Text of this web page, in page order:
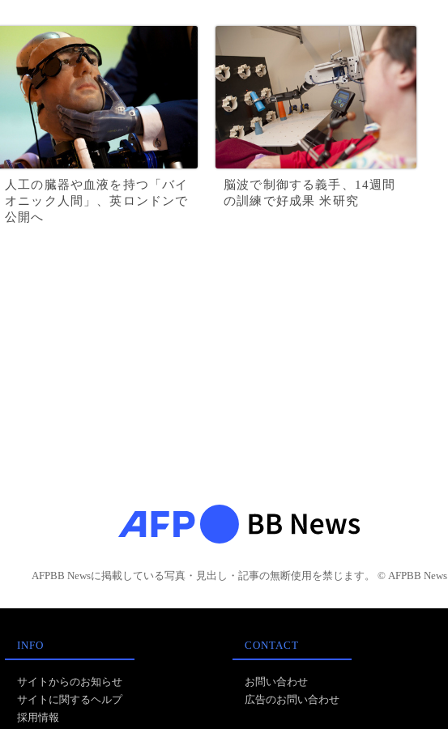
人工の臓器や血液を持つ「バイ
オニック人間」、英ロンドンで
公開へ
脳波で制御する義手、14週間
の訓練で好成果 米研究
AFPBB Newsに掲載している写真・見出し・記事の無断使用を禁じます。 © AFPBB News
INFO
サイトからのお知らせ
サイトに関するヘルプ
採用情報
CONTACT
お問い合わせ
広告のお問い合わせ